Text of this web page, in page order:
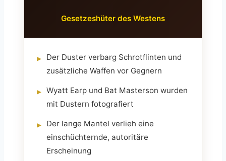
Gesetzeshüter des Westens
▸ Der Duster verbarg Schrotflinten und
zusätzliche Waffen vor Gegnern
▸ Wyatt Earp und Bat Masterson wurden
mit Dustern fotografiert
▸ Der lange Mantel verlieh eine
einschüchternde, autoritäre
Erscheinung